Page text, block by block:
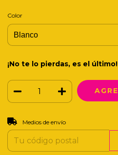
Color
¡No te lo pierdas, es el último!
Entregas para el CP:
Medios de envío